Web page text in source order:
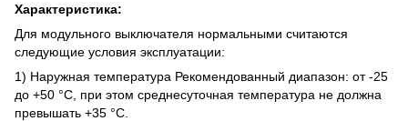
Характеристика:
Для модульного выключателя нормальными считаются
следующие условия эксплуатации:
1) Наружная температура Рекомендованный диапазон: от -25
до +50 °C, при этом среднесуточная температура не должна
превышать +35 °C.